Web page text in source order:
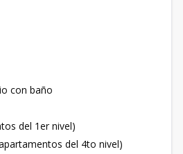
con baño
del 1er nivel)
del 4to nivel)